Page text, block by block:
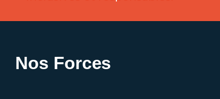
Nos Forces